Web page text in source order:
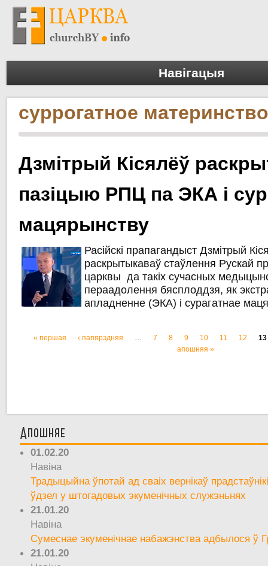
Навігацыя
суррогатное
Дзмітрый Кісялёў
пазіцыю РПЦ па ЭКА і
мацярынству
Расійскі прапагандыст Дзмітрый
раскрытыкаваў стаўлення Рускай
царквы да такіх сучасных
пераадолення бясплоддзя, як
апладненне (ЭКА) і сурагатнае
Старонкі
« першая ‹ папярэдняя … 7 8 9 10 11 12
13
апошняя »
Апошняе
01.02.20
Навіна
Традыцыйна ўпотай ад сваіх вернікаў
ўдзел у штогадовых экуменічных служэньнях
21.01.20
Навіна
Сумеснае экуменічнае набажэнства адбылося ў
21.01.20